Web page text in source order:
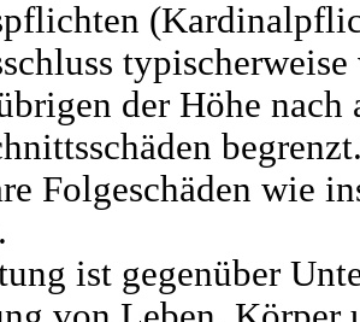
der Höhe nach
Folgeschäden wie
ist gegenüber